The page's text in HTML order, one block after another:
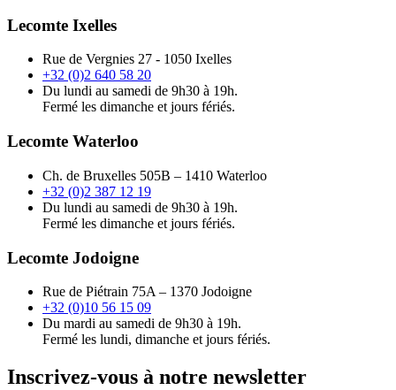
Lecomte Ixelles
Rue de Vergnies 27 - 1050 Ixelles
+32 (0)2 640 58 20
Du lundi au samedi de 9h30 à 19h.
Fermé les dimanche et jours fériés.
Lecomte Waterloo
Ch. de Bruxelles 505B – 1410 Waterloo
+32 (0)2 387 12 19
Du lundi au samedi de 9h30 à 19h.
Fermé les dimanche et jours fériés.
Lecomte Jodoigne
Rue de Piétrain 75A – 1370 Jodoigne
+32 (0)10 56 15 09
Du mardi au samedi de 9h30 à 19h.
Fermé les lundi, dimanche et jours fériés.
Inscrivez-vous à notre newsletter